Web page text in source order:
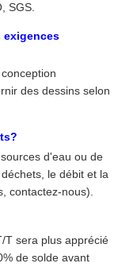
SGS.
exigences
des dessins selon
d'eau ou de
le débit et la
contactez-nous).
T sera plus apprécié
de solde avant